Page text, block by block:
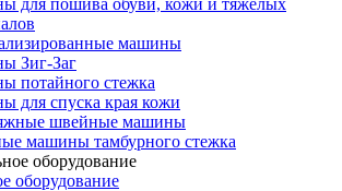
машины
Зиг-Заг
потайного стежка
для спуска края кожи
швейные машины
машины тамбурного стежка
оборудование